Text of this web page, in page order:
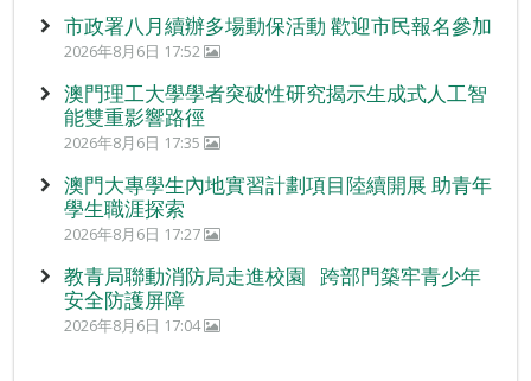
市政署八月續辦多場動保活動 歡迎市民報名參加
2026年8月6日 17:52
澳門理工大學學者突破性研究揭示生成式人工智
能雙重影響路徑
2026年8月6日 17:35
澳門大專學生內地實習計劃項目陸續開展 助青年
學生職涯探索
2026年8月6日 17:27
教青局聯動消防局走進校園 跨部門築牢青少年
安全防護屏障
2026年8月6日 17:04